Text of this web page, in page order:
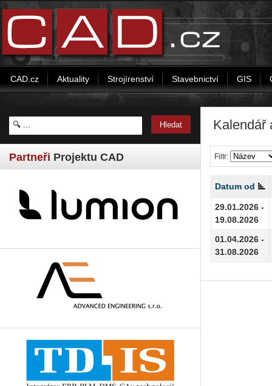
CAD.cz Aktuality Strojírenství Stavebnictví GIS
Partneři Projektu CAD
Kalendář
Filtr:
Datum od
29.01.2026 -
19.08.2026
01.04.2026 -
31.08.2026